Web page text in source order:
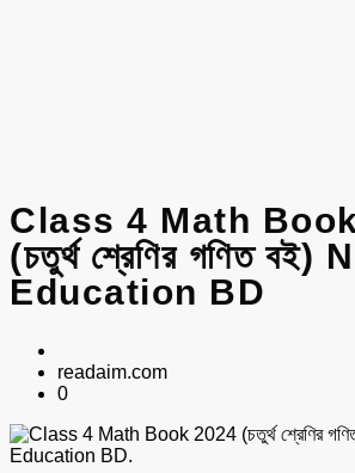
Class 4 Math
(চতুর্থ শ্রেণির গণিত বই)
Education BD
readaim.com
0